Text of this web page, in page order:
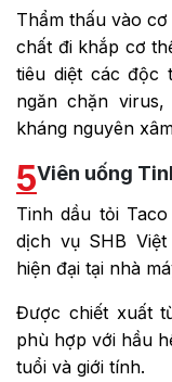
Thẩm thấu vào
chất đi khắp cơ
tiêu diệt các độc
ngăn chặn
kháng nguyên
5Viên uống
Tinh dầu tỏi
dịch vụ SHB
hiện đại tại nhà
Được chiết xuất
phù hợp với hầu
tuổi và giới tính.